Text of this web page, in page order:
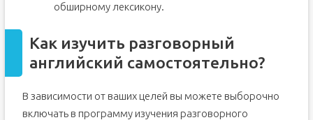
обширному лексикону.
Как изучить разговорный
английский самостоятельно?
В зависимости от ваших целей вы можете выборочно
включать в программу изучения разговорного